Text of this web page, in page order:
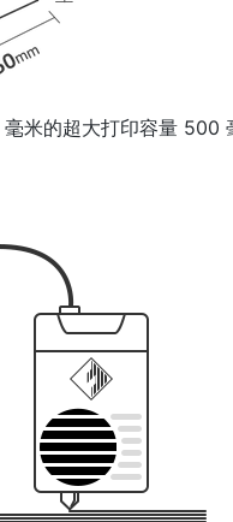
米的超大打印容量 500